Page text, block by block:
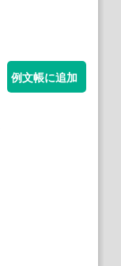
例文帳に追加